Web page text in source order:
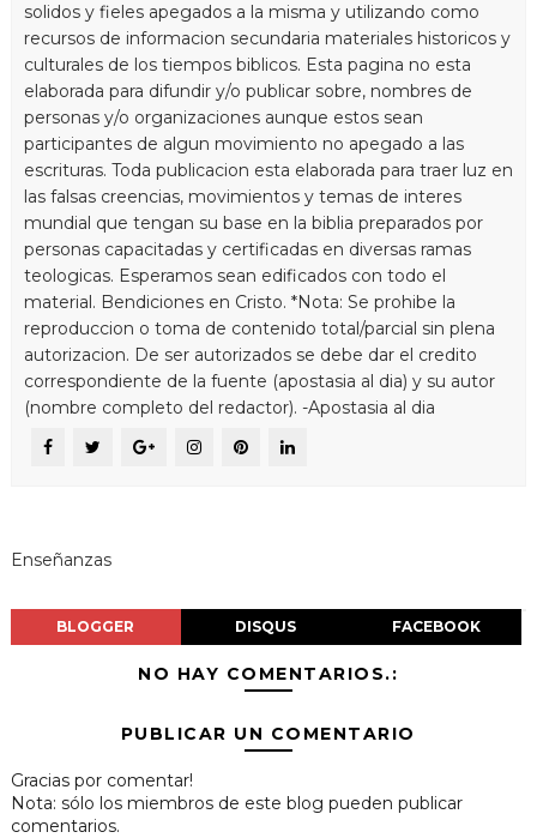
solidos y fieles apegados a la misma y utilizando como
recursos de informacion secundaria materiales historicos y
culturales de los tiempos biblicos. Esta pagina no esta
elaborada para difundir y/o publicar sobre, nombres de
personas y/o organizaciones aunque estos sean
participantes de algun movimiento no apegado a las
escrituras. Toda publicacion esta elaborada para traer luz en
las falsas creencias, movimientos y temas de interes
mundial que tengan su base en la biblia preparados por
personas capacitadas y certificadas en diversas ramas
teologicas. Esperamos sean edificados con todo el
material. Bendiciones en Cristo. *Nota: Se prohibe la
reproduccion o toma de contenido total/parcial sin plena
autorizacion. De ser autorizados se debe dar el credito
correspondiente de la fuente (apostasia al dia) y su autor
(nombre completo del redactor). -Apostasia al dia
Enseñanzas
BLOGGER DISQUS FACEBOOK
NO HAY COMENTARIOS.:
PUBLICAR UN COMENTARIO
Gracias por comentar!
Nota: sólo los miembros de este blog pueden publicar
comentarios.